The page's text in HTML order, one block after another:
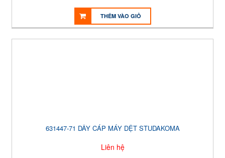
THÊM VÀO GIỎ
631447-71 DÂY CÁP MÁY DỆT STUDAKOMA
Liên hệ